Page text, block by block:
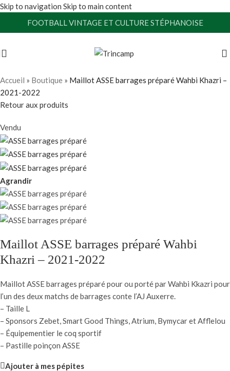
Skip to navigation Skip to main content
FOOTBALL VINTAGE ET CULTURE STÉPHANOISE
Accueil » Boutique » Maillot ASSE barrages préparé Wahbi Khazri –
2021-2022
Retour aux produits
Vendu
Agrandir
Maillot ASSE barrages préparé Wahbi
Khazri – 2021-2022
Maillot ASSE barrages préparé pour ou porté par Wahbi Kkazri pour
l’un des deux matchs de barrages conte l’AJ Auxerre.
– Taille L
– Sponsors Zebet, Smart Good Things, Atrium, Bymycar et Afflelou
– Équipementier le coq sportif
– Pastille poinçon ASSE
Ajouter à mes pépites